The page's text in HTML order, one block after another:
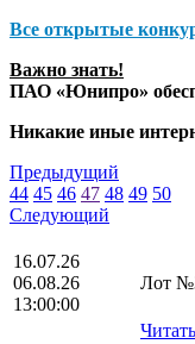
Все открытые
Важно знать!
ПАО «Юнипро»
Никакие иные
Предыдущий
44 45 46 47 48 49 50
Следующий
16.07.26
06.08.26
13:00:00
Лот